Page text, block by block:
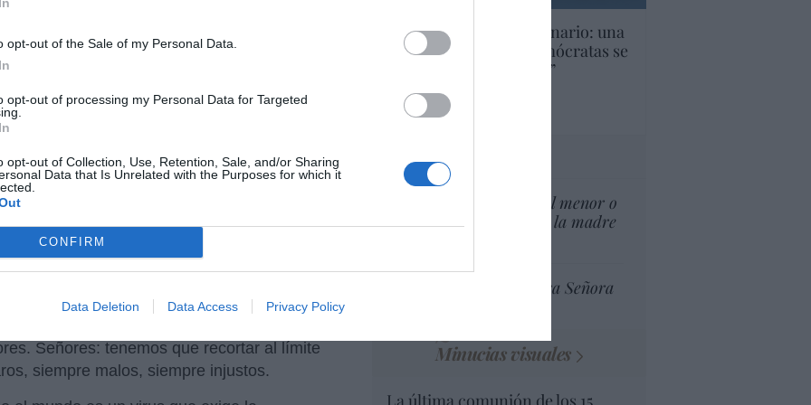
opt-out of the Sale of my Personal Data.
opt-out of processing my Personal Data for Targeted
opt-out of Collection, Use, Retention, Sale, and/or Sharing
Data that Is Unrelated with the Purposes for which it
CONFIRM
Data Deletion Data Access Privacy Policy
sacar a la fuerza.
en todo el mundo es un virus
Estado, sobre todo del Estado
español es uno de los mejores
bacteria, pero toda Europa, y
culpables
sido tan alabados. Es lo que suele pasar
se lanzan adulaciones sin medida hasta 24
el cadáver de cuerpo presente...
Trump, sino los aduladores de 'lo
Señores: tenemos que recortar al límite
siempre malos, siempre injustos.
EEUU. Inquietante escenario: una
tercera parte de los demócratas se
define como “socialista”
por Ignacio Aguirre
Artículos anteriores
Cartas al director
¿El Superior interés el menor o
el superior interés de la madre
Ceuta celebra Nuestra Señora
Minucias visuales